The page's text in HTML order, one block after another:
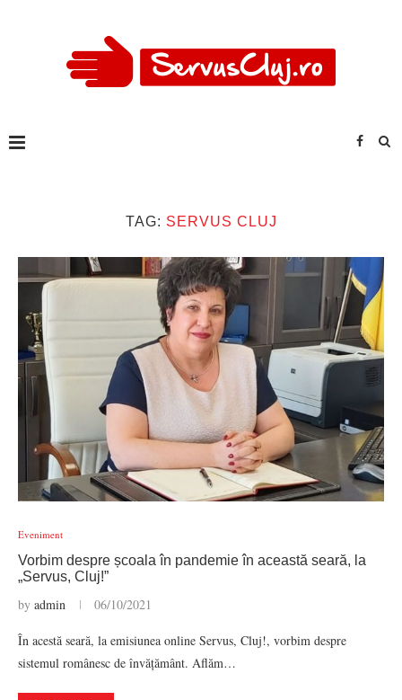
TAG: SERVUS CLUJ
Eveniment
Vorbim despre școala în pandemie în această seară, la
„Servus, Cluj!”
by admin 06/10/2021
În acestă seară, la emisiunea online Servus, Cluj!, vorbim despre
sistemul românesc de învățământ. Aflăm…